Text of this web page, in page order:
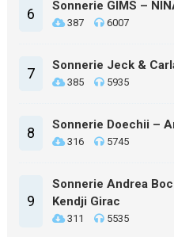
6 Sonnerie GIMS –
387 6007
7 Sonnerie Jeck &
385 5935
8 Sonnerie Doechii –
316 5745
9
Sonnerie Andrea
Kendji Girac
311 5535